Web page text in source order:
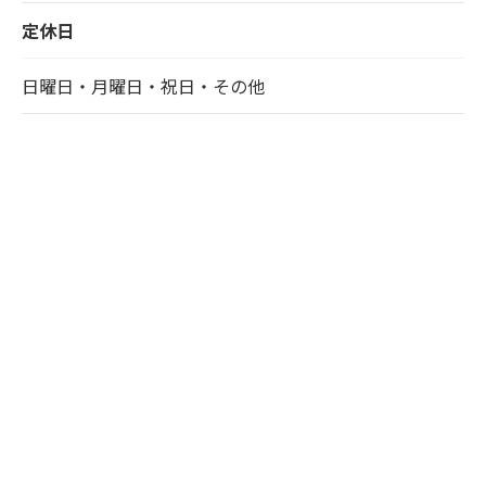
定休日
日曜日・月曜日・祝日・その他